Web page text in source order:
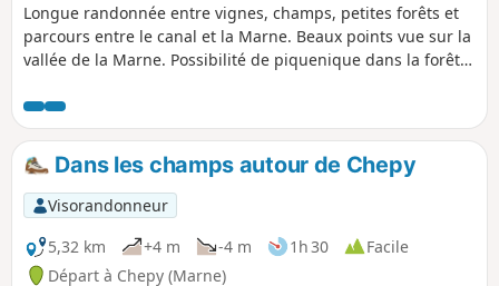
Longue randonnée entre vignes, champs, petites forêts et
parcours entre le canal et la Marne. Beaux points vue sur la
vallée de la Marne. Possibilité de piquenique dans la forêt
Précautions avant de partir dans la partie de la forêt en
période de chasse le samedi et dimanche.
Dans les champs autour de Chepy
Visorandonneur
5,32 km
+4 m -4 m 1h 30
Facile
Départ à Chepy (Marne)